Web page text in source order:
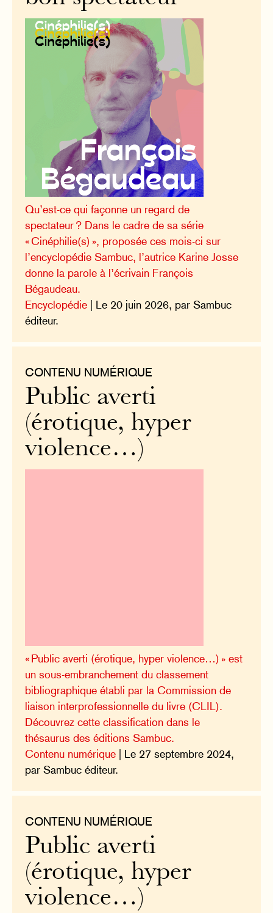
Qu’est-ce qui façonne un regard de
spectateur ? Dans le cadre de sa série
« Cinéphilie(s) », proposée ces mois-ci sur
l’encyclopédie Sambuc, l’autrice Karine Josse
donne la parole à l’écrivain François
Bégaudeau.
Encyclopédie | Le 20 juin 2026, par Sambuc
éditeur.
CONTENU NUMÉRIQUE
Public averti
(érotique, hyper
violence…)
« Public averti (érotique, hyper violence…) » est
un sous-embranchement du classement
bibliographique établi par la Commission de
liaison interprofessionnelle du livre (CLIL).
Découvrez cette classification dans le
thésaurus des éditions Sambuc.
Contenu numérique | Le 27 septembre 2024,
par Sambuc éditeur.
CONTENU NUMÉRIQUE
Public averti
(érotique, hyper
violence…)